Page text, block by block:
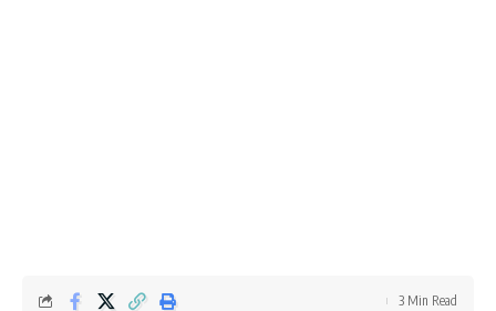
3 Min Read